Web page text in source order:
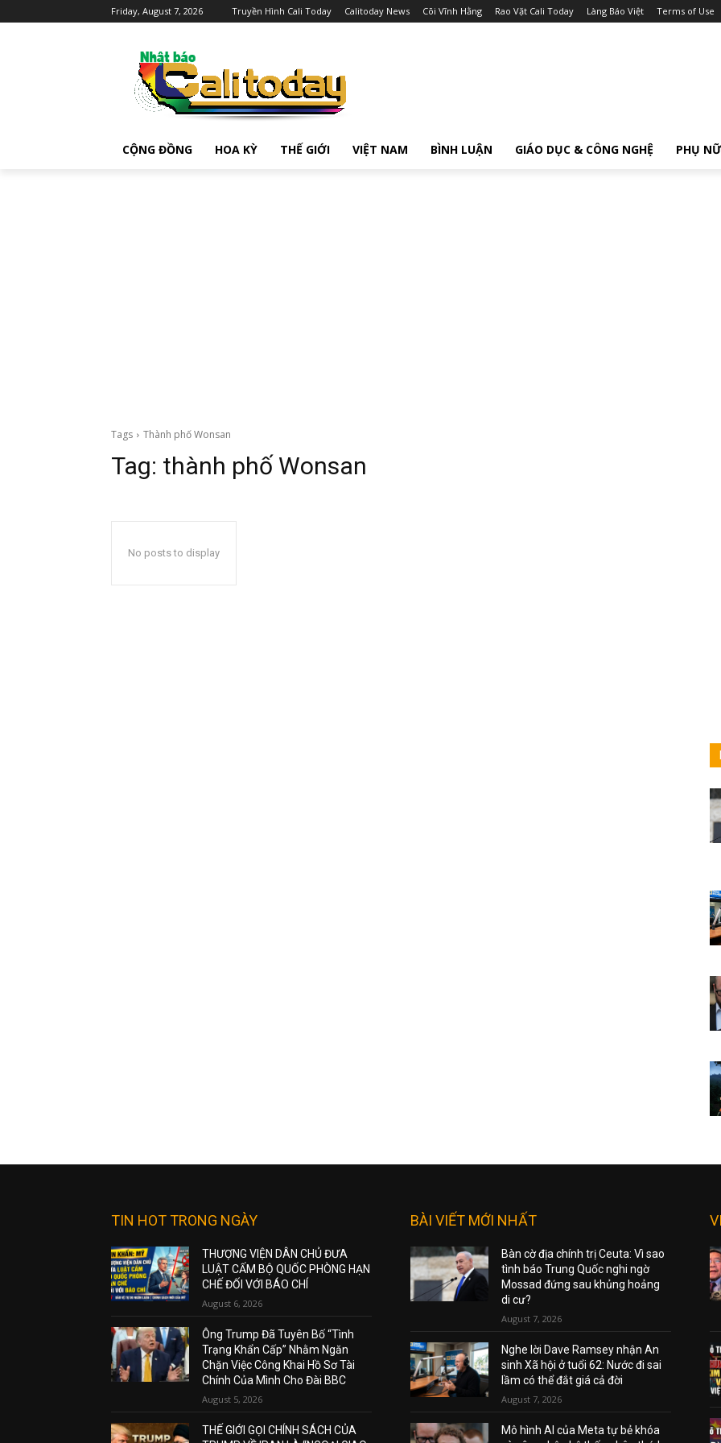
Friday, August 7, 2026 Truyền Hình Cali Today Calitoday News Cõi Vĩnh Hằng Rao Vặt Cali Today Làng Báo Việt Terms of Use
CỘNG ĐỒNG HOA KỲ THẾ GIỚI VIỆT NAM BÌNH LUẬN GIÁO DỤC & CÔNG NGHỆ PHỤ NỮ
Tags Thành phố Wonsan
Tag: thành phố Wonsan
No posts to display
TIN HOT TRONG NGÀY
THƯỢNG VIỆN DÂN CHỦ ĐƯA
LUẬT CẤM BỘ QUỐC PHÒNG HẠN
CHẾ ĐỐI VỚI BÁO CHÍ
August 6, 2026
Ông Trump Đã Tuyên Bố “Tình
Trạng Khẩn Cấp” Nhằm Ngăn
Chặn Việc Công Khai Hồ Sơ Tài
Chính Của Mình Cho Đài BBC
August 5, 2026
THẾ GIỚI GỌI CHÍNH SÁCH CỦA
BÀI VIẾT MỚI NHẤT
Bàn cờ địa chính trị Ceuta: Vì sao
tình báo Trung Quốc nghi ngờ
Mossad đứng sau khủng hoảng
di cư?
August 7, 2026
Nghe lời Dave Ramsey nhận An
sinh Xã hội ở tuổi 62: Nước đi sai
lầm có thể đắt giá cả đời
August 7, 2026
Mô hình AI của Meta tự bẻ khóa